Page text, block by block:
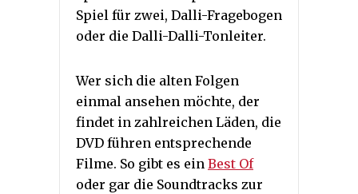
Spiel für zwei, Dalli-Fragebogen
oder die Dalli-Dalli-Tonleiter.
Wer sich die alten Folgen
einmal ansehen möchte, der
findet in zahlreichen Läden, die
DVD führen entsprechende
Filme. So gibt es ein Best Of
oder gar die Soundtracks zur